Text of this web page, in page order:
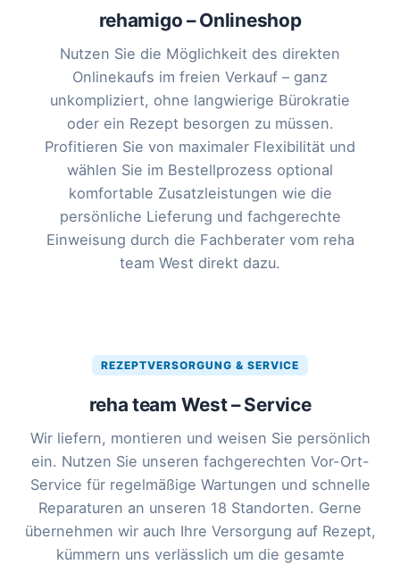
rehamigo – Onlineshop
Nutzen Sie die Möglichkeit des direkten
Onlinekaufs im freien Verkauf – ganz
unkompliziert, ohne langwierige Bürokratie
oder ein Rezept besorgen zu müssen.
Profitieren Sie von maximaler Flexibilität und
wählen Sie im Bestellprozess optional
komfortable Zusatzleistungen wie die
persönliche Lieferung und fachgerechte
Einweisung durch die Fachberater vom reha
team West direkt dazu.
REZEPTVERSORGUNG & SERVICE
reha team West – Service
Wir liefern, montieren und weisen Sie persönlich
ein. Nutzen Sie unseren fachgerechten Vor-Ort-
Service für regelmäßige Wartungen und schnelle
Reparaturen an unseren 18 Standorten. Gerne
übernehmen wir auch Ihre Versorgung auf Rezept,
kümmern uns verlässlich um die gesamte